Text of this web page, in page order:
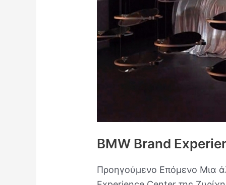
BMW Brand
Προηγούμενο Επόμενο Μια